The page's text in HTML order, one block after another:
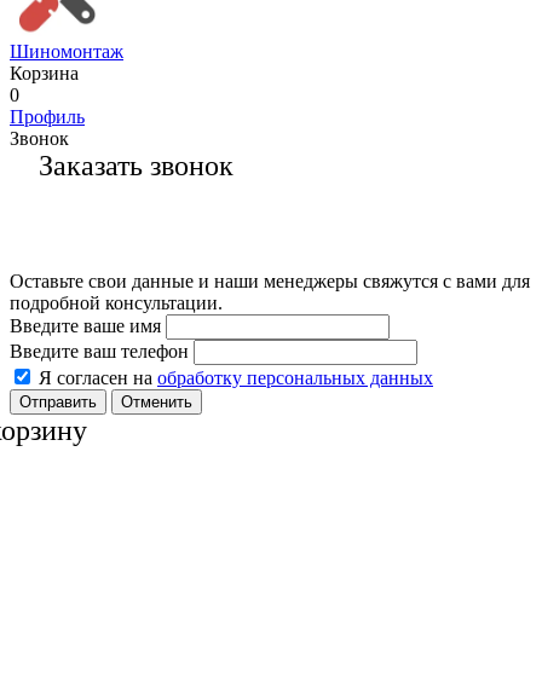
Шиномонтаж
Корзина
0
Профиль
Звонок
Заказать звонок
Оставьте свои данные и наши менеджеры свяжутся с вами для
подробной консультации.
Введите ваше имя
Введите ваш телефон
Я согласен на обработку персональных данных
Отменить